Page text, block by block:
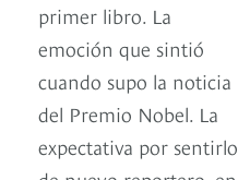
primer libro. La
emoción que sintió
cuando supo la noticia
del Premio Nobel. La
expectativa por sentirlo